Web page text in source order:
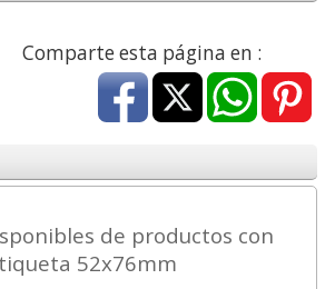
Comparte esta página en :
de productos con
52x76mm